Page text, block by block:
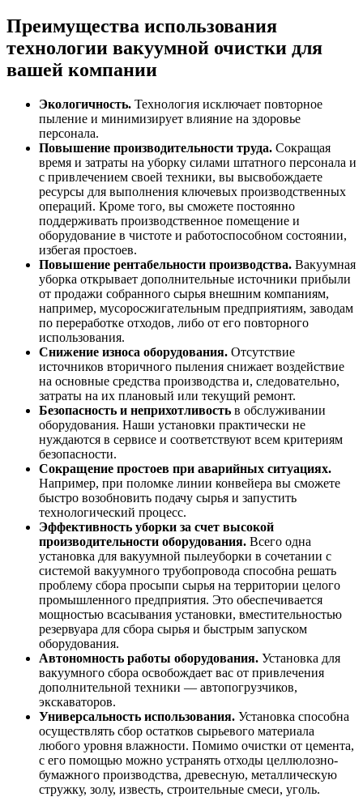
Преимущества использования
технологии вакуумной очистки для
вашей компании
Экологичность. Технология исключает повторное
пыление и минимизирует влияние на здоровье
персонала.
Повышение производительности труда. Сокращая
время и затраты на уборку силами штатного персонала и
с привлечением своей техники, вы высвобождаете
ресурсы для выполнения ключевых производственных
операций. Кроме того, вы сможете постоянно
поддерживать производственное помещение и
оборудование в чистоте и работоспособном состоянии,
избегая простоев.
Повышение рентабельности производства. Вакуумная
уборка открывает дополнительные источники прибыли
от продажи собранного сырья внешним компаниям,
например, мусоросжигательным предприятиям, заводам
по переработке отходов, либо от его повторного
использования.
Снижение износа оборудования. Отсутствие
источников вторичного пыления снижает воздействие
на основные средства производства и, следовательно,
затраты на их плановый или текущий ремонт.
Безопасность и неприхотливость в обслуживании
оборудования. Наши установки практически не
нуждаются в сервисе и соответствуют всем критериям
безопасности.
Сокращение простоев при аварийных ситуациях.
Например, при поломке линии конвейера вы сможете
быстро возобновить подачу сырья и запустить
технологический процесс.
Эффективность уборки за счет высокой
производительности оборудования. Всего одна
установка для вакуумной пылеуборки в сочетании с
системой вакуумного трубопровода способна решать
проблему сбора просыпи сырья на территории целого
промышленного предприятия. Это обеспечивается
мощностью всасывания установки, вместительностью
резервуара для сбора сырья и быстрым запуском
оборудования.
Автономность работы оборудования. Установка для
вакуумного сбора освобождает вас от привлечения
дополнительной техники — автопогрузчиков,
экскаваторов.
Универсальность использования. Установка способна
осуществлять сбор остатков сырьевого материала
любого уровня влажности. Помимо очистки от цемента,
с его помощью можно устранять отходы целлюлозно-
бумажного производства, древесную, металлическую
стружку, золу, известь, строительные смеси, уголь.